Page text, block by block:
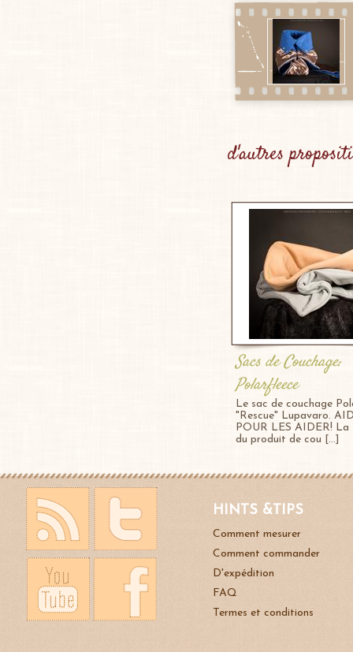
d'autres
Sacs de Couchage:
Polarfleece
Le sac de couchage
"Rescue" Lupavaro.
POUR LES AIDER!
du produit de cou [...]
HINTS &TIPS
Comment mesurer
Comment commander
D'expédition
FAQ
Termes et conditions